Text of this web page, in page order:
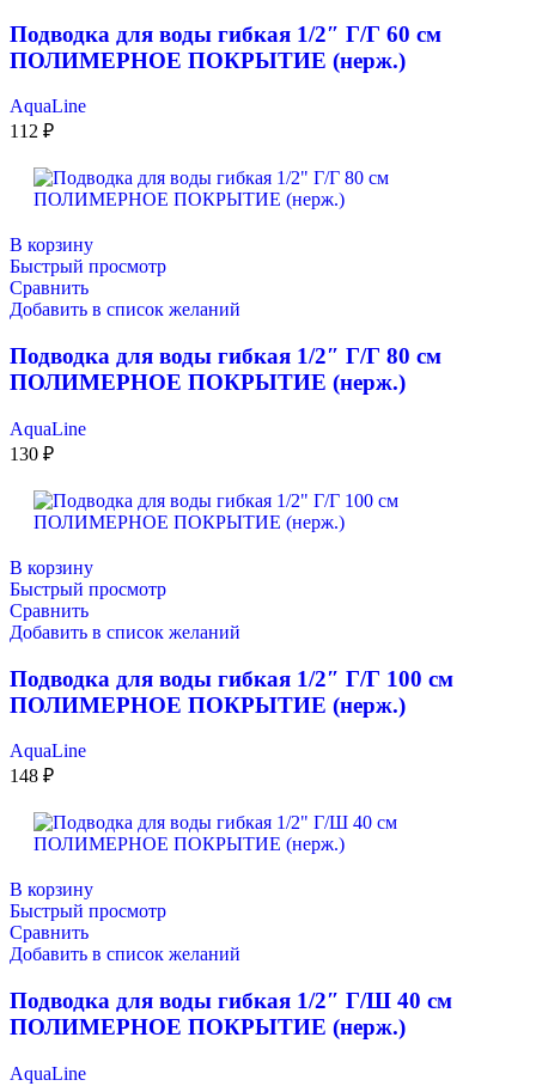
Подводка для воды гибкая 1/2″ Г/Г 60 см
ПОЛИМЕРНОЕ ПОКРЫТИЕ (нерж.)
AquaLine
112 ₽
В корзину
Быстрый просмотр
Сравнить
Добавить в список желаний
Подводка для воды гибкая 1/2″ Г/Г 80 см
ПОЛИМЕРНОЕ ПОКРЫТИЕ (нерж.)
AquaLine
130 ₽
В корзину
Быстрый просмотр
Сравнить
Добавить в список желаний
Подводка для воды гибкая 1/2″ Г/Г 100 см
ПОЛИМЕРНОЕ ПОКРЫТИЕ (нерж.)
AquaLine
148 ₽
В корзину
Быстрый просмотр
Сравнить
Добавить в список желаний
Подводка для воды гибкая 1/2″ Г/Ш 40 см
ПОЛИМЕРНОЕ ПОКРЫТИЕ (нерж.)
AquaLine